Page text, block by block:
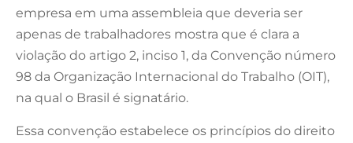
empresa em uma assembleia que deveria ser
apenas de trabalhadores mostra que é clara a
violação do artigo 2, inciso 1, da Convenção número
98 da Organização Internacional do Trabalho (OIT),
na qual o Brasil é signatário.
Essa convenção estabelece os princípios do direito